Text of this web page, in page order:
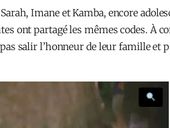
Imane et Kamba, encore
ont partagé les mêmes codes. À
salir l’honneur de leur famille et